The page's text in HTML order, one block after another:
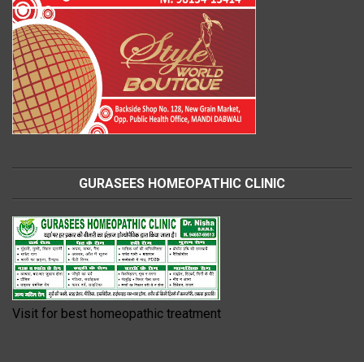
GURASEES HOMEOPATHIC CLINIC
Visit for best homeopathic treatment